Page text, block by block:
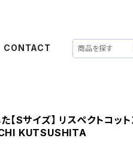
CONTACT
【Sサイズ】 リスペクトコッ
KUTSUSHITA